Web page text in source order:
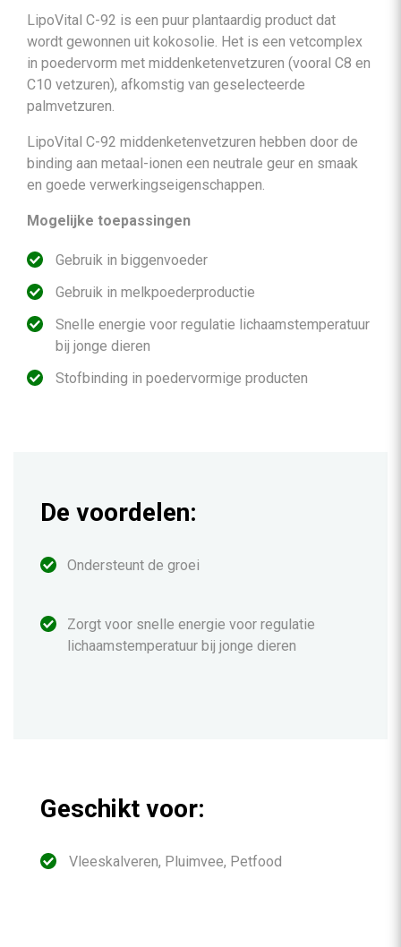
LipoVital C-92 is een puur plantaardig product dat
wordt gewonnen uit kokosolie. Het is een vetcomplex
in poedervorm met middenketenvetzuren (vooral C8 en
C10 vetzuren), afkomstig van geselecteerde
palmvetzuren.
LipoVital C-92 middenketenvetzuren hebben door de
binding aan metaal-ionen een neutrale geur en smaak
en goede verwerkingseigenschappen.
Mogelijke toepassingen
Gebruik in biggenvoeder
Gebruik in melkpoederproductie
Snelle energie voor regulatie lichaamstemperatuur
bij jonge dieren
Stofbinding in poedervormige producten
De voordelen:
Ondersteunt de groei
Zorgt voor snelle energie voor regulatie
lichaamstemperatuur bij jonge dieren
Geschikt voor:
Vleeskalveren, Pluimvee, Petfood